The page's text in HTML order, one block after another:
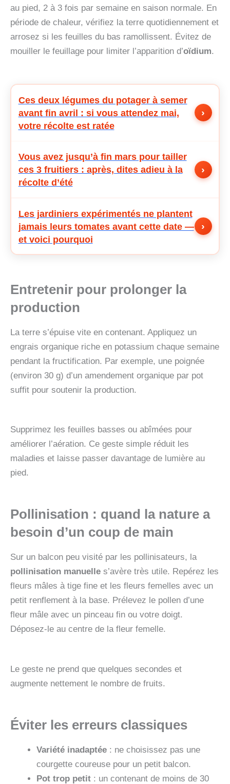
au pied, 2 à 3 fois par semaine en saison normale. En
période de chaleur, vérifiez la terre quotidiennement et
arrosez si les feuilles du bas ramollissent. Évitez de
mouiller le feuillage pour limiter l’apparition d’oïdium.
Ces deux légumes du potager à semer
avant fin avril : si vous attendez mai,
votre récolte est ratée
›
Vous avez jusqu’à fin mars pour tailler
ces 3 fruitiers : après, dites adieu à la
récolte d’été
›
Les jardiniers expérimentés ne plantent
jamais leurs tomates avant cette date —
et voici pourquoi
›
Entretenir pour prolonger la
production
La terre s’épuise vite en contenant. Appliquez un
engrais organique riche en potassium chaque semaine
pendant la fructification. Par exemple, une poignée
(environ 30 g) d’un amendement organique par pot
suffit pour soutenir la production.
Supprimez les feuilles basses ou abîmées pour
améliorer l’aération. Ce geste simple réduit les
maladies et laisse passer davantage de lumière au
pied.
Pollinisation : quand la nature a
besoin d’un coup de main
Sur un balcon peu visité par les pollinisateurs, la
pollinisation manuelle s’avère très utile. Repérez les
fleurs mâles à tige fine et les fleurs femelles avec un
petit renflement à la base. Prélevez le pollen d’une
fleur mâle avec un pinceau fin ou votre doigt.
Déposez-le au centre de la fleur femelle.
Le geste ne prend que quelques secondes et
augmente nettement le nombre de fruits.
Éviter les erreurs classiques
Variété inadaptée : ne choisissez pas une
courgette coureuse pour un petit balcon.
Pot trop petit : un contenant de moins de 30